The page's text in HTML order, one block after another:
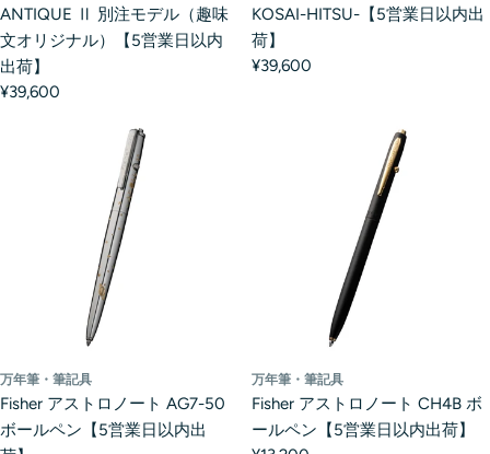
ANTIQUE Ⅱ 別注モデル（趣味
文オリジナル）【5営業日以内
出荷】
¥39,600
KOSAI-HITSU-【5営業日以内出
荷】
¥39,600
万年筆・筆記具
Fisher アストロノート AG7-50
ボールペン【5営業日以内出
万年筆・筆記具
Fisher アストロノート CH4B ボ
ールペン【5営業日以内出荷】